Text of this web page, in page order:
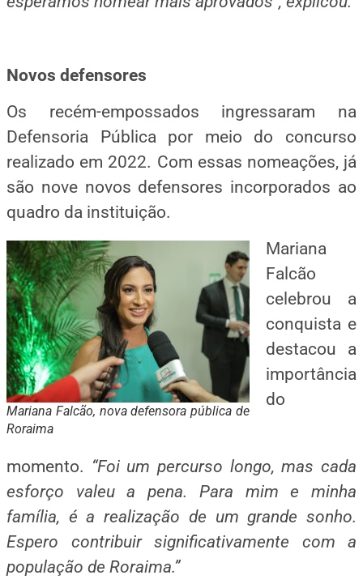
Novos defensores
Os recém-empossados ingressaram na
Defensoria Pública por meio do concurso
realizado em 2022. Com essas nomeações, já
são nove novos defensores incorporados ao
quadro da instituição.
Mariana Falcão, nova defensora pública de
Roraima
Mariana
Falcão
celebrou a
conquista e
destacou a
importância
do
momento. “Foi um percurso longo, mas cada
esforço valeu a pena. Para mim e minha
família, é a realização de um grande sonho.
Espero contribuir significativamente com a
população de Roraima.”